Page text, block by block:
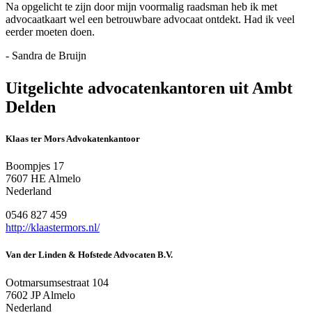
Na opgelicht te zijn door mijn voormalig raadsman heb ik met
advocaatkaart wel een betrouwbare advocaat ontdekt. Had ik veel
eerder moeten doen.
- Sandra de Bruijn
Uitgelichte advocatenkantoren uit Ambt
Delden
Klaas ter Mors Advokatenkantoor
Boompjes 17
7607 HE Almelo
Nederland
0546 827 459
http://klaastermors.nl/
Van der Linden & Hofstede Advocaten B.V.
Ootmarsumsestraat 104
7602 JP Almelo
Nederland